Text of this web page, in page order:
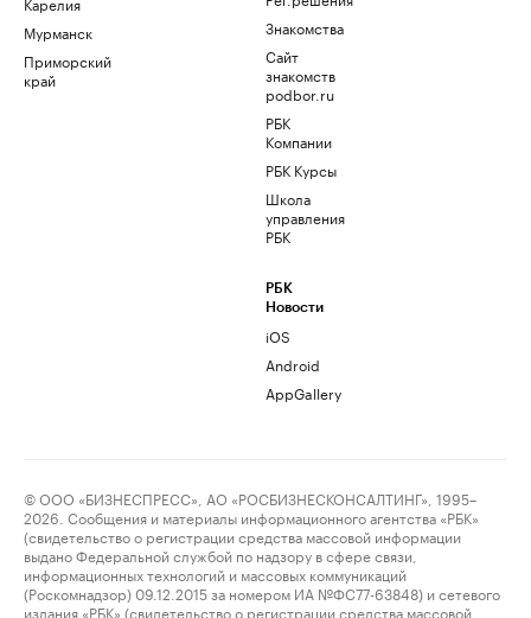
Мурманск
Приморский
край
Знакомства
Сайт
знакомств
podbor.ru
РБК
Компании
РБК Курсы
Школа
управления
РБК
РБК
Новости
iOS
Android
AppGallery
© ООО «БИЗНЕСПРЕСС», АО «РОСБИЗНЕСКОНСАЛТИНГ», 1995–
2026. Сообщения и материалы информационного агентства «РБК»
(свидетельство о регистрации средства массовой информации
выдано Федеральной службой по надзору в сфере связи,
информационных технологий и массовых коммуникаций
(Роскомнадзор) 09.12.2015 за номером ИА №ФС77-63848) и сетевого
издания «РБК» (свидетельство о регистрации средства массовой